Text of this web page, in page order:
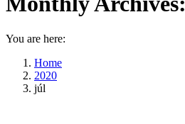
You are here:
Home
2020
júl